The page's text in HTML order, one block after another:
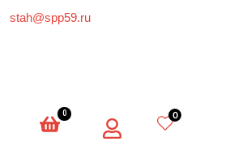
stah@spp59.ru
0 0